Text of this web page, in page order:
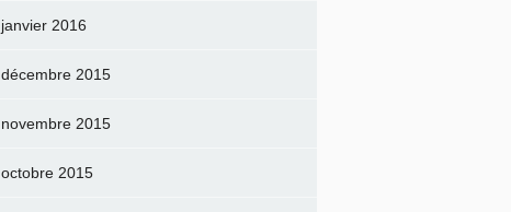
janvier 2016
décembre 2015
novembre 2015
octobre 2015